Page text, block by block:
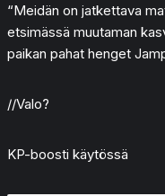
“Meidän on jatkettava
etsimässä muutaman
paikan pahat henget
//Valo?
KP-boosti käytössä